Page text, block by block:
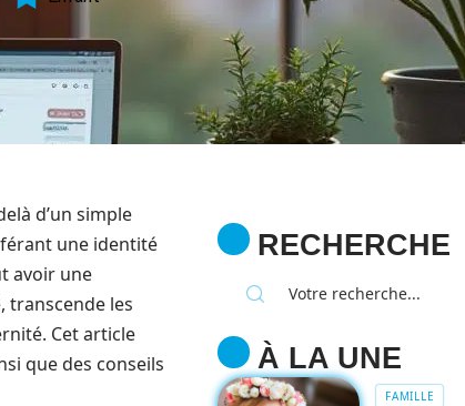
d’un simple
une identité
avoir une
transcende les
Cet article
que des conseils
RECHERCHE
À LA UNE
FAMILLE